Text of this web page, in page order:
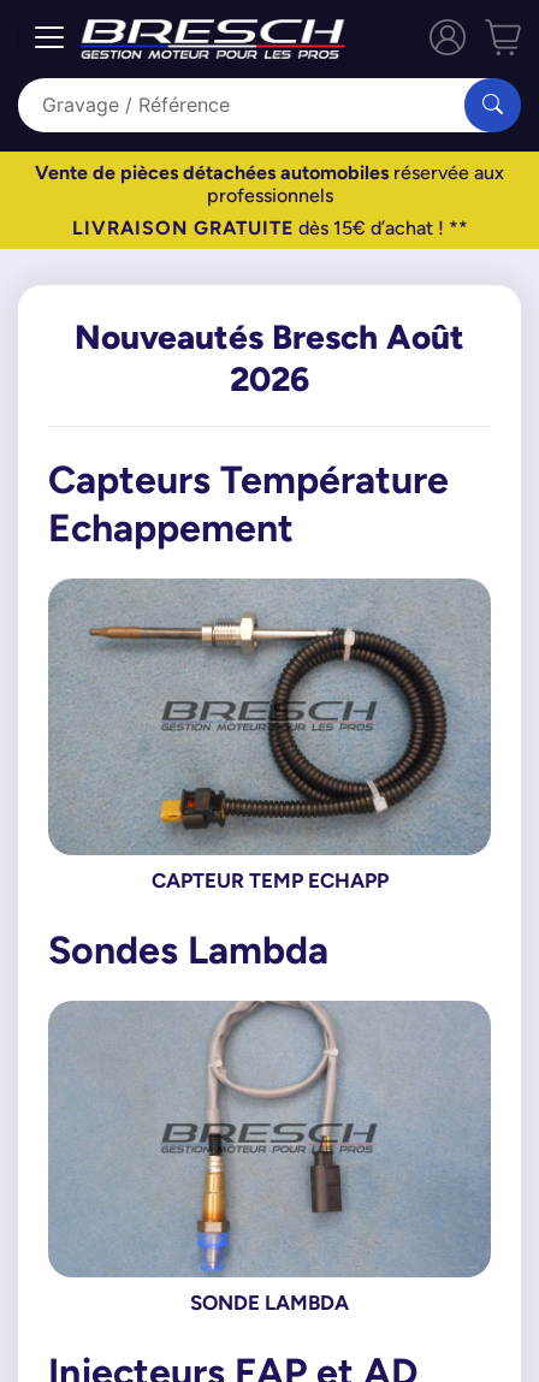
Vente de pièces détachées automobiles réservée aux
professionnels
LIVRAISON GRATUITE dès 15€ d’achat ! **
Nouveautés Bresch Août
2026
Capteurs Température
Echappement
CAPTEUR TEMP ECHAPP
Sondes Lambda
SONDE LAMBDA
Injecteurs FAP et AD